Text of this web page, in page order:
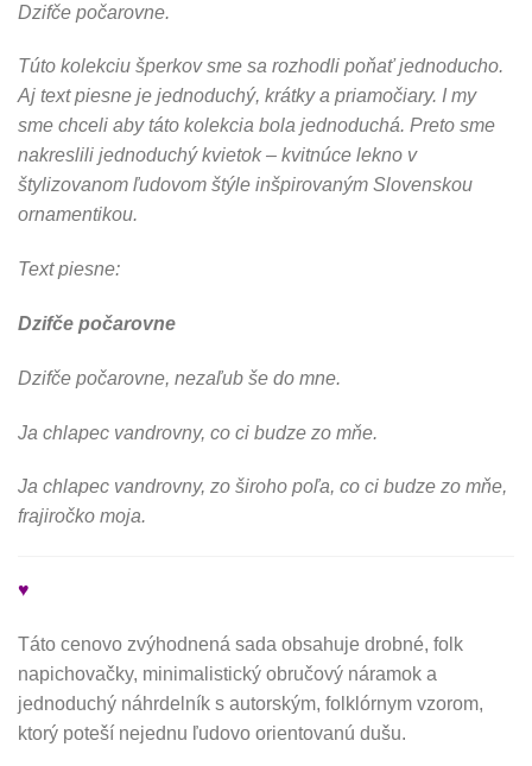
Dzifče počarovne.
Túto kolekciu šperkov sme sa rozhodli poňať jednoducho.
Aj text piesne je jednoduchý, krátky a priamočiary. I my
sme chceli aby táto kolekcia bola jednoduchá. Preto sme
nakreslili jednoduchý kvietok – kvitnúce lekno v
štylizovanom ľudovom štýle inšpirovaným Slovenskou
ornamentikou.
Text piesne:
Dzifče počarovne
Dzifče počarovne, nezaľub še do mne.
Ja chlapec vandrovny, co ci budze zo mňe.
Ja chlapec vandrovny, zo široho poľa, co ci budze zo mňe,
frajiročko moja.
♥
Táto cenovo zvýhodnená sada obsahuje drobné, folk
napichovačky, minimalistický obručový náramok a
jednoduchý náhrdelník s autorským, folklórnym vzorom,
ktorý poteší nejednu ľudovo orientovanú dušu.